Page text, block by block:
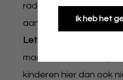
raden hiervoor wel wat
aan.
Let op:
maar een decoratie
kinderen hier dan ook
Ik heb het